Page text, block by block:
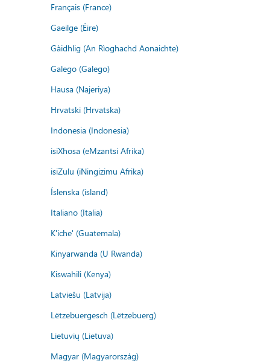
Français (France)
Gaeilge (Éire)
Gàidhlig (An Rìoghachd Aonaichte)
Galego (Galego)
Hausa (Najeriya)
Hrvatski (Hrvatska)
Indonesia (Indonesia)
isiXhosa (eMzantsi Afrika)
isiZulu (iNingizimu Afrika)
Íslenska (ísland)
Italiano (Italia)
K'iche' (Guatemala)
Kinyarwanda (U Rwanda)
Kiswahili (Kenya)
Latviešu (Latvija)
Lëtzebuergesch (Lëtzebuerg)
Lietuvių (Lietuva)
Magyar (Magyarország)